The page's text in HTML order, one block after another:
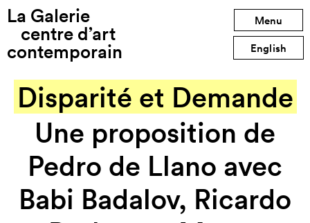
La Galerie
centre d’art
contemporain
Menu
English
Exposition précédente
Exposition suivante
Disparité et Demande
Une proposition de
Pedro de Llano avec
Babi Badalov, Ricardo